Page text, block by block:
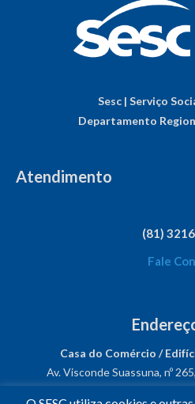
Sesc | Serviço
Departamento
Atendimento
(81)
Fale
Casa do Comércio /
Av. Visconde Suassuna, nº